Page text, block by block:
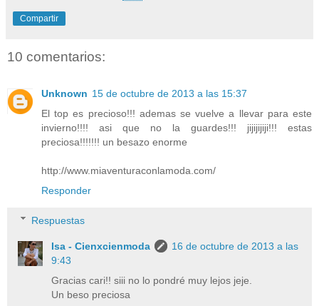
Compartir
10 comentarios:
Unknown 15 de octubre de 2013 a las 15:37
El top es precioso!!! ademas se vuelve a llevar para este
invierno!!!! asi que no la guardes!!! jijijijiji!!! estas
preciosa!!!!!!! un besazo enorme
http://www.miaventuraconlamoda.com/
Responder
Respuestas
Isa - Cienxcienmoda
16 de octubre de 2013 a las
9:43
Gracias cari!! siii no lo pondré muy lejos jeje.
Un beso preciosa